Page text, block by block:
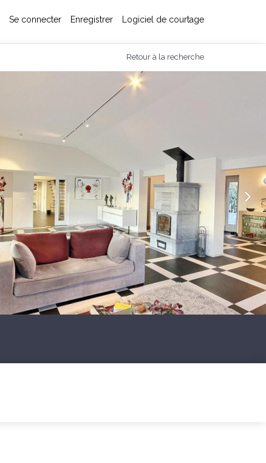
Se connecter Enregistrer Logiciel de courtage
Retour à la recherche